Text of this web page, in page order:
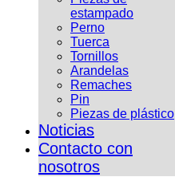
estampado
Perno
Tuerca
Tornillos
Arandelas
Remaches
Pin
Piezas de plástico
Noticias
Contacto con
nosotros